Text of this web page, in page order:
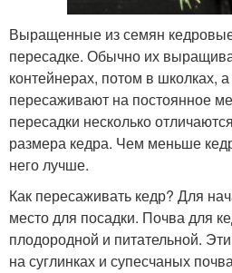
Выращенные из семян
пересадке. Обычно их
контейнерах, потом в школках,
пересаживают на постоянное
пересадки несколько
размера кедра. Чем меньше
него лучше.
Как пересаживать кедр? Для
место для посадки. Почва для
плодородной и питательной.
на суглинках и супесчаных